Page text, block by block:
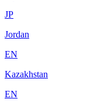
JP
Jordan
EN
Kazakhstan
EN